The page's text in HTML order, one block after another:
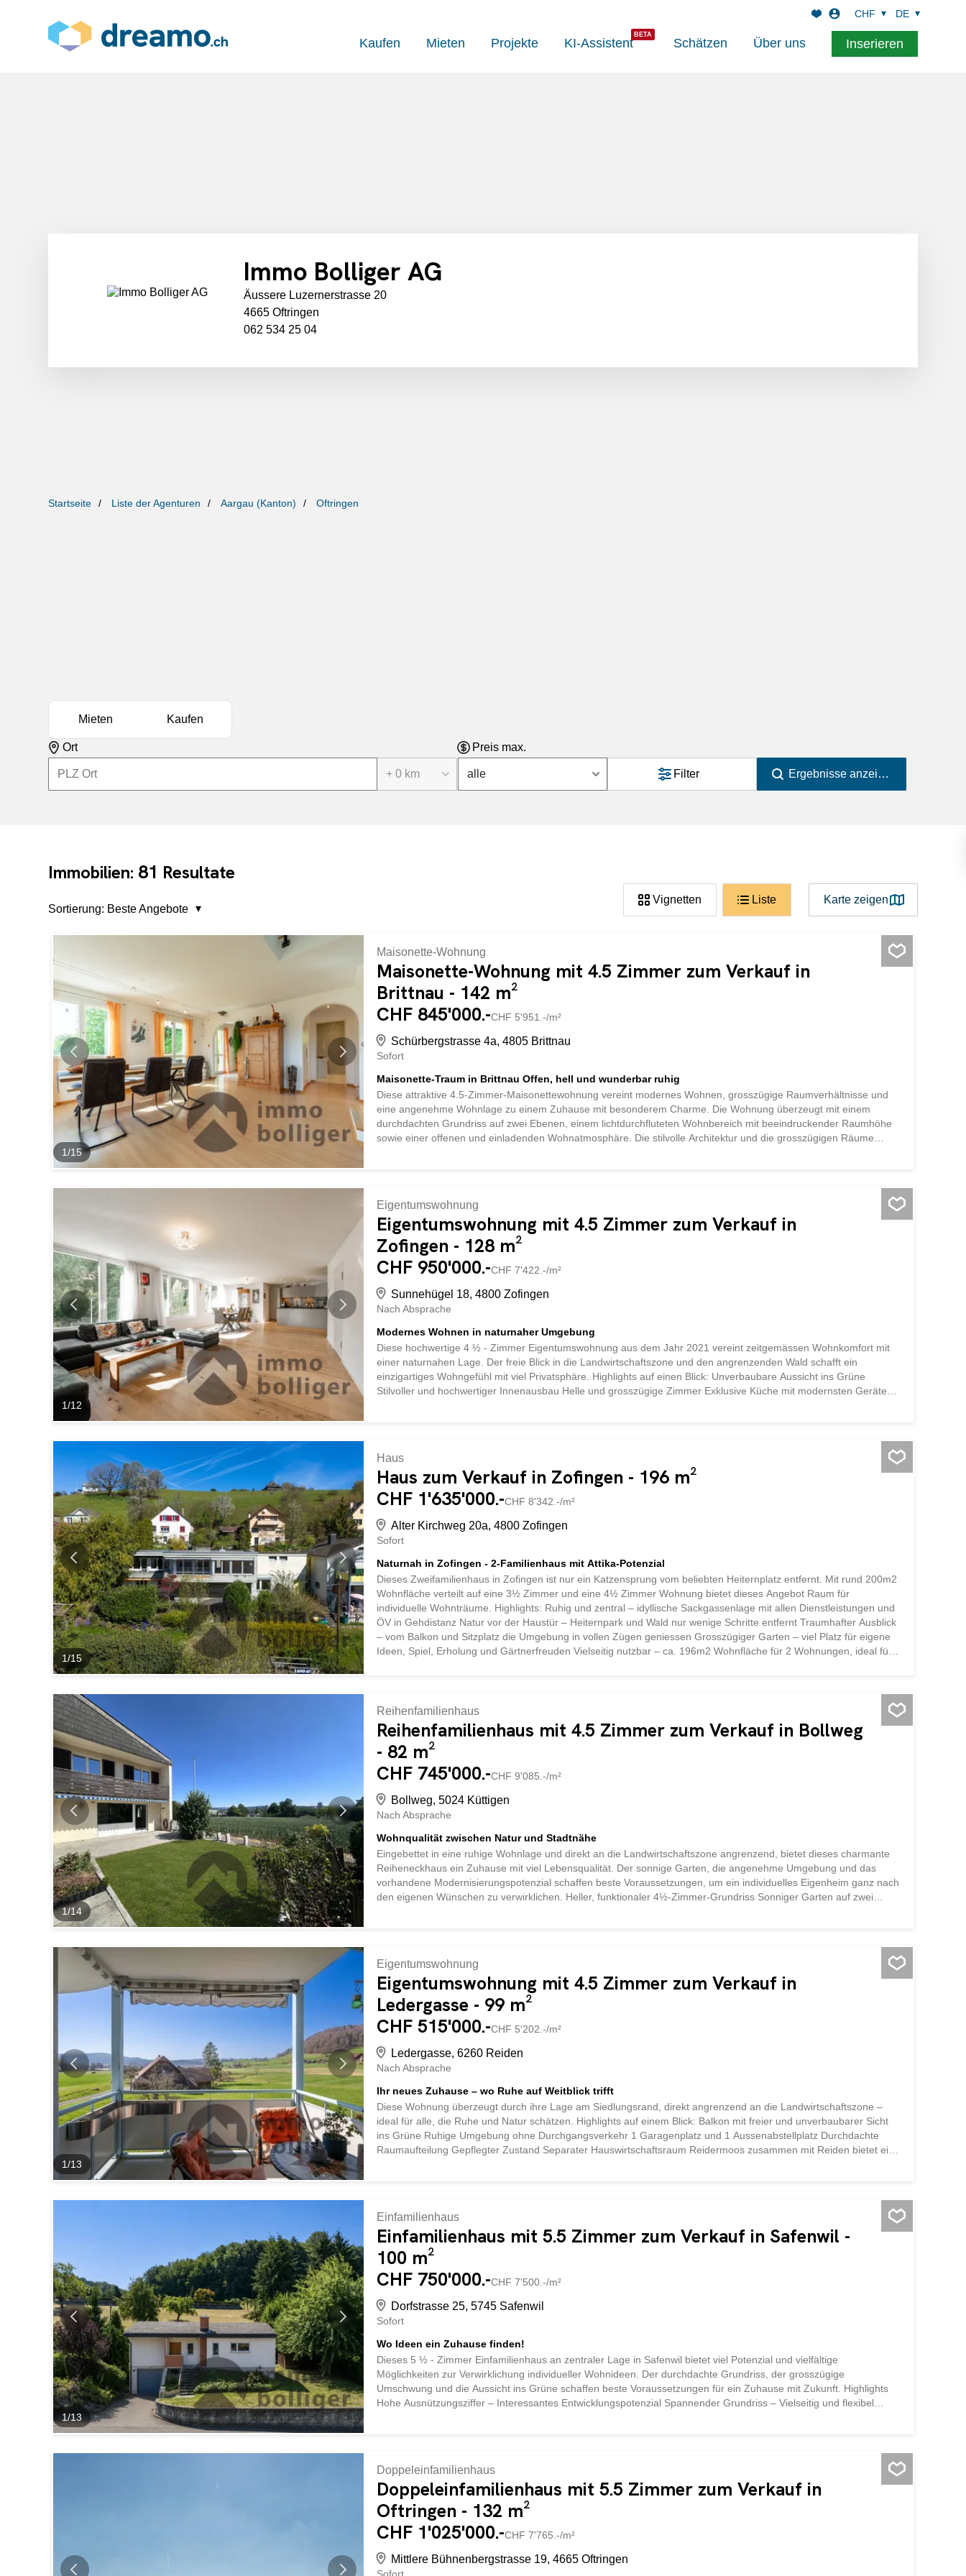
Kaufen Mieten Projekte KI-Assistent Schätzen Über uns Inserieren
CHF DE
Immo Bolliger AG
Äussere Luzernerstrasse 20
4665 Oftringen
062 534 25 04
Startseite Liste der Agenturen Aargau (Kanton) Oftringen
Mieten Kaufen
Ort
+ 0 km
Preis max.
alle Filter Ergebnisse anzeigen
Immobilien: 81 Resultate
Sortierung: Beste Angebote
Vignetten Liste Karte zeigen
1/15
Maisonette-Wohnung
Maisonette-Wohnung mit 4.5 Zimmer zum Verkauf in
Brittnau - 142 m²
CHF 845'000.-CHF 5'951.-/m²
Schürbergstrasse 4a, 4805 Brittnau
Sofort
Maisonette-Traum in Brittnau Offen, hell und wunderbar ruhig
Diese attraktive 4.5-Zimmer-Maisonettewohnung vereint modernes Wohnen, grosszügige Raumverhältnisse und
eine angenehme Wohnlage zu einem Zuhause mit besonderem Charme. Die Wohnung überzeugt mit einem
durchdachten Grundriss auf zwei Ebenen, einem lichtdurchfluteten Wohnbereich mit beeindruckender Raumhöhe
sowie einer offenen und einladenden Wohnatmosphäre. Die stilvolle Architektur und die grosszügigen Räume
Wohn- und Lebensqualität mit einer gelungenen Kombination aus ländlicher Ruhe und guter Infrastruktur.
Einkaufsmöglichkeiten, Schulen, öffentliche Verkehrsmittel...
1/12
Eigentumswohnung
Eigentumswohnung mit 4.5 Zimmer zum Verkauf in
Zofingen - 128 m²
CHF 950'000.-CHF 7'422.-/m²
Sunnehügel 18, 4800 Zofingen
Nach Absprache
Modernes Wohnen in naturnaher Umgebung
Diese hochwertige 4 ½ - Zimmer Eigentumswohnung aus dem Jahr 2021 vereint zeitgemässen Wohnkomfort mit
einer naturnahen Lage. Der freie Blick in die Landwirtschaftszone und den angrenzenden Wald schafft ein
einzigartiges Wohngefühl mit viel Privatsphäre. Highlights auf einen Blick: Unverbaubare Aussicht ins Grüne
Stilvoller und hochwertiger Innenausbau Helle und grosszügige Zimmer Exklusive Küche mit modernsten Geräten
überzeugen Sie sich selbst von diesem attraktiven Wohnangebot.
1/15
Haus
Haus zum Verkauf in Zofingen - 196 m²
CHF 1'635'000.-CHF 8'342.-/m²
Alter Kirchweg 20a, 4800 Zofingen
Sofort
Naturnah in Zofingen - 2-Familienhaus mit Attika-Potenzial
Dieses Zweifamilienhaus in Zofingen ist nur ein Katzensprung vom beliebten Heiternplatz entfernt. Mit rund 200m2
Wohnfläche verteilt auf eine 3½ Zimmer und eine 4½ Zimmer Wohnung bietet dieses Angebot Raum für
individuelle Wohnträume. Highlights: Ruhig und zentral – idyllische Sackgassenlage mit allen Dienstleistungen und
ÖV in Gehdistanz Natur vor der Haustür – Heiternpark und Wald nur wenige Schritte entfernt Traumhafter Ausblick
– vom Balkon und Sitzplatz die Umgebung in vollen Zügen geniessen Grosszügiger Garten – viel Platz für eigene
Ideen, Spiel, Erholung und Gärtnerfreuden Vielseitig nutzbar – ca. 196m2 Wohnfläche für 2 Wohnungen, ideal für
1/14
Reihenfamilienhaus
Reihenfamilienhaus mit 4.5 Zimmer zum Verkauf in Bollweg
- 82 m²
CHF 745'000.-CHF 9'085.-/m²
Bollweg, 5024 Küttigen
Nach Absprache
Wohnqualität zwischen Natur und Stadtnähe
Eingebettet in eine ruhige Wohnlage und direkt an die Landwirtschaftszone angrenzend, bietet dieses charmante
Reiheneckhaus ein Zuhause mit viel Lebensqualität. Der sonnige Garten, die angenehme Umgebung und das
vorhandene Modernisierungspotenzial schaffen beste Voraussetzungen, um ein individuelles Eigenheim ganz nach
den eigenen Wünschen zu verwirklichen. Heller, funktionaler 4½-Zimmer-Grundriss Sonniger Garten auf zwei
Entwicklungspotenzial suchen. Die Kombination aus naturnahem Wohnen, funktionalem Grundriss und vielfältigen
Gestaltungsmöglichkeiten macht dieses Reiheneckhaus zu einer attraktiven Investition.
1/13
Eigentumswohnung
Eigentumswohnung mit 4.5 Zimmer zum Verkauf in
Ledergasse - 99 m²
CHF 515'000.-CHF 5'202.-/m²
Ledergasse, 6260 Reiden
Nach Absprache
Ihr neues Zuhause – wo Ruhe auf Weitblick trifft
Diese Wohnung überzeugt durch ihre Lage am Siedlungsrand, direkt angrenzend an die Landwirtschaftszone –
ideal für alle, die Ruhe und Natur schätzen. Highlights auf einem Blick: Balkon mit freier und unverbaubarer Sicht
ins Grüne Ruhige Umgebung ohne Durchgangsverkehr 1 Garagenplatz und 1 Aussenabstellplatz Durchdachte
Raumaufteilung Gepflegter Zustand Separater Hauswirtschaftsraum Reidermoos zusammen mit Reiden bietet eine
1/13
Einfamilienhaus
Einfamilienhaus mit 5.5 Zimmer zum Verkauf in Safenwil -
100 m²
CHF 750'000.-CHF 7'500.-/m²
Dorfstrasse 25, 5745 Safenwil
Sofort
Wo Ideen ein Zuhause finden!
Dieses 5 ½ - Zimmer Einfamilienhaus an zentraler Lage in Safenwil bietet viel Potenzial und vielfältige
Möglichkeiten zur Verwirklichung individueller Wohnideen. Der durchdachte Grundriss, der grosszügige
Umschwung und die Aussicht ins Grüne schaffen beste Voraussetzungen für ein Zuhause mit Zukunft. Highlights
Hohe Ausnützungsziffer – Interessantes Entwicklungspotenzial Spannender Grundriss – Vielseitig und flexibel
Möglichkeiten inklusive. Lassen Sie sich vor Ort vom Charme und den Möglichkeiten überzeugen und vereinbaren
Sie noch heute einen Besichtigungstermin.
Doppeleinfamilienhaus
Doppeleinfamilienhaus mit 5.5 Zimmer zum Verkauf in
Oftringen - 132 m²
CHF 1'025'000.-CHF 7'765.-/m²
Mittlere Bühnenbergstrasse 19, 4665 Oftringen